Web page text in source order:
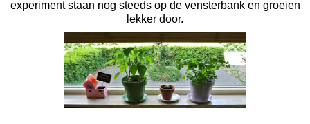
experiment staan nog steeds op de vensterbank en groeien
lekker door.